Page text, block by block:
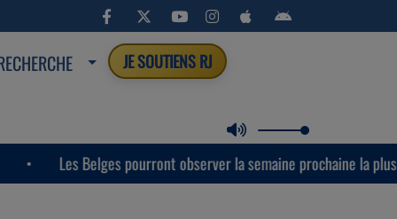
JE SOUTIENS RJ
Les Belges pourront observer la semaine prochaine la plus